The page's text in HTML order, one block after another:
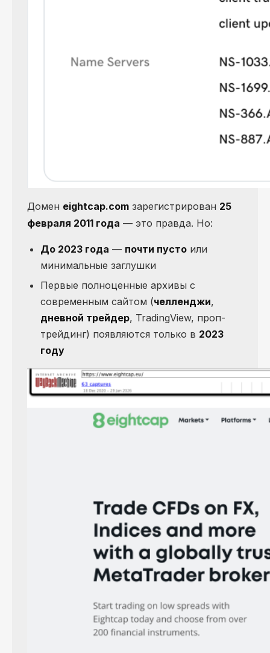
Домен eightcap.com зарегистрирован 25
февраля 2011 года — это правда. Но:
До 2023 года — почти пусто или
минимальные заглушки
Первые полноценные архивы с
современным сайтом (челленджи,
дневной трейдер, TradingView, проп-
трейдинг) появляются только в 2023
году